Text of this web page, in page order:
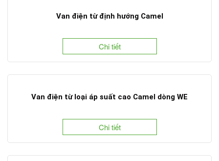
Van điện từ định hướng Camel
Chi tiết
Van điện từ loại áp suất cao Camel dòng WE
Chi tiết